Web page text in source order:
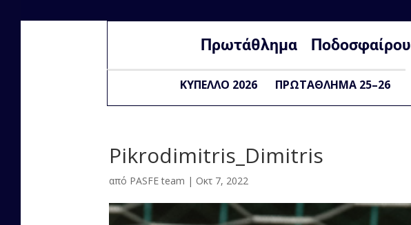
Πρωτάθλημα Ποδοσφαίρου
ΚΥΠΕΛΛΟ 2026 ΠΡΩΤΑΘΛΗΜΑ 25–26
Pikrodimitris_Dimitris
από PASFE team | Οκτ 7, 2022